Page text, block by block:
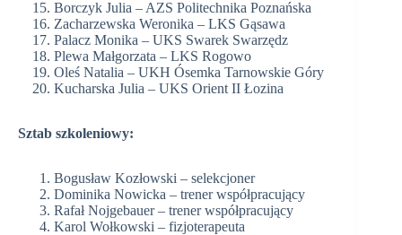
Borczyk Julia – AZS Politechnika Poznańska
Zacharzewska Weronika – LKS Gąsawa
Palacz Monika – UKS Swarek Swarzędz
Plewa Małgorzata – LKS Rogowo
Oleś Natalia – UKH Ósemka Tarnowskie Góry
Kucharska Julia – UKS Orient II Łozina
Sztab szkoleniowy:
Bogusław Kozłowski – selekcjoner
Dominika Nowicka – trener współpracujący
Rafał Nojgebauer – trener współpracujący
Karol Wołkowski – fizjoterapeuta